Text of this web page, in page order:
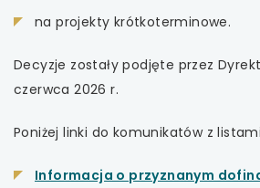
uwaga, link
uwaga, link
na projekty krótkoterminowe.
Decyzje zostały podjęte przez
czerwca 2026 r.
Poniżej linki do komunikatów z
Informacja o przyznanym